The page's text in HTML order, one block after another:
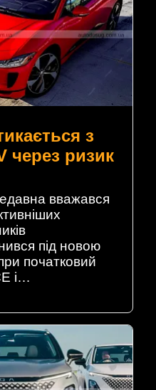
з
через ризик
вважався
під новою
початковий
і…